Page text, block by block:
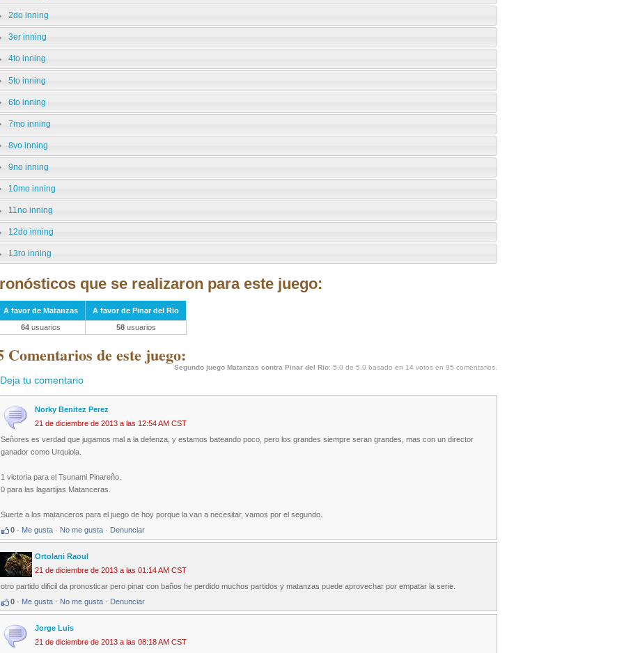
2do inning
3er inning
4to inning
5to inning
6to inning
7mo inning
8vo inning
9no inning
10mo inning
11no inning
12do inning
13ro inning
que se realizaron para este juego:
A favor de Matanzas
A favor de Pinar del Rio
64 usuarios 58usuarios
Comentarios de este juego:
Segundo juego Matanzas contra Pinar del Rio: 5.0 de 5.0 basado en 14 votos en 95 comentarios.
Deja tu comentario
Norky Benitez Perez
21 de diciembre de 2013 a las 12:54 AM CST
Señores es verdad que jugamos mal a la defenza, y estamos bateando poco, pero los grandes siempre seran grandes, mas con un director
ganador como Urquiola.
1 victoria para el Tsunami Pinareño.
0 para las lagartijas Matanceras.
Suerte a los matanceros para el juego de hoy porque la van a necesitar, vamos por el segundo.
0 · Me gusta · No me gusta · Denunciar
Ortolani Raoul
21 de diciembre de 2013 a las 01:14 AM CST
otro partido dificil da pronosticar pero pinar con baños he perdido muchos partidos y matanzas puede aprovechar por empatar la serie.
0 · Me gusta · No me gusta · Denunciar
Jorge Luis
21 de diciembre de 2013 a las 08:18 AM CST